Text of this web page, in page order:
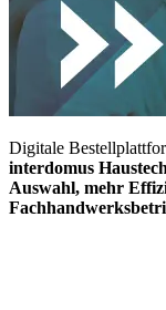
Digitale
interdomus
Auswahl, mehr